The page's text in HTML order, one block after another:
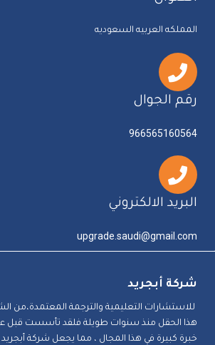
المملكه العربيه السعوديه
رقم الجوال
966565160564
البريد الالكتروني
upgrade.saudi@gmail.com
شركة أبجريد
للاستشارات التعليمية والترجمة المعتمدة،من
هذا الحقل منذ سنوات طويلة فلقد تأسست قبل
خبرة كبيرة في هذا المجال ، مما يجعل شركة